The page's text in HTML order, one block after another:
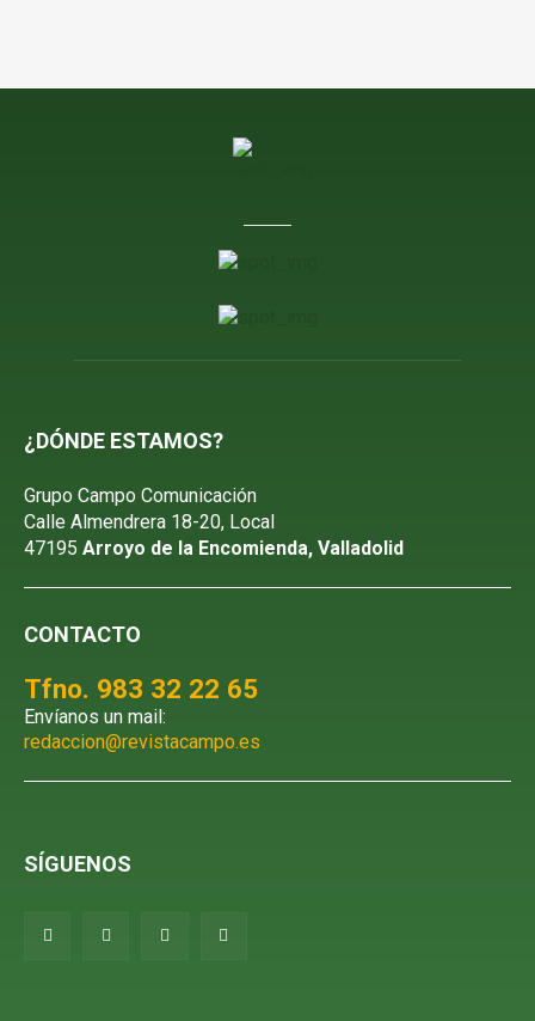
¿DÓNDE ESTAMOS?
Grupo Campo Comunicación
Calle Almendrera 18-20, Local
47195 Arroyo de la Encomienda, Valladolid
CONTACTO
Tfno. 983 32 22 65
Envíanos un mail:
redaccion@revistacampo.es
SÍGUENOS